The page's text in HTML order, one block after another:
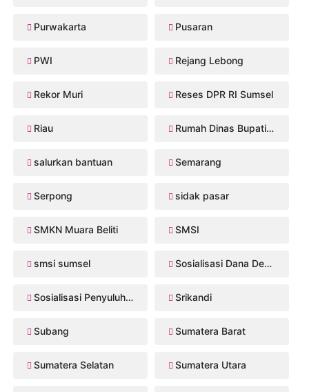
Purwakarta Pusaran
PWI Rejang Lebong
Rekor Muri Reses DPR RI Sumsel
Riau Rumah Dinas Bupati Musi Rawas
salurkan bantuan Semarang
Serpong sidak pasar
SMKN Muara Beliti SMSI
smsi sumsel Sosialisasi Dana Desa 2026
Sosialisasi Penyuluhan Hukum Srikandi
Subang Sumatera Barat
Sumatera Selatan Sumatera Utara